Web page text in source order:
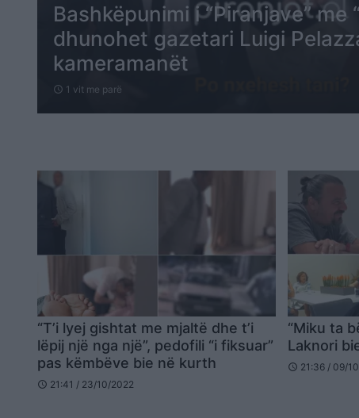
Bashkëpunimi i “Piranjave” me
dhunohet gazetari Luigi
kameramanët
schedule 1 vit me parë
“T’i lyej gishtat me mjaltë dhe t’i
lëpij një nga një”, pedofili “i fiksuar”
pas këmbëve bie në kurth
schedule 21:41 / 23/10/2022
“Miku ta
Laknori
schedule 21:36 / 09/